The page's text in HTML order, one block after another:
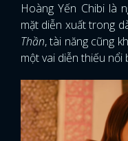
Hoàng Yến Chibi là
mặt diễn xuất trong
Thần, tài năng cũng
một vai diễn thiếu nổi